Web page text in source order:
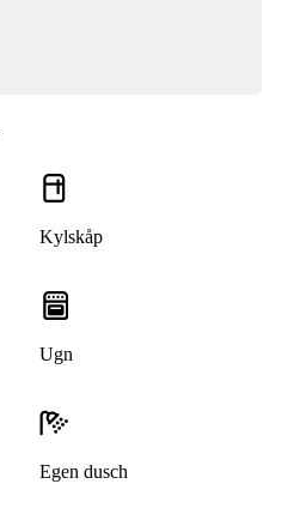
Kylskåp
Ugn
Egen dusch